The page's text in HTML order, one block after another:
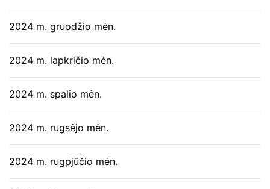
2024 m. gruodžio mėn.
2024 m. lapkričio mėn.
2024 m. spalio mėn.
2024 m. rugsėjo mėn.
2024 m. rugpjūčio mėn.